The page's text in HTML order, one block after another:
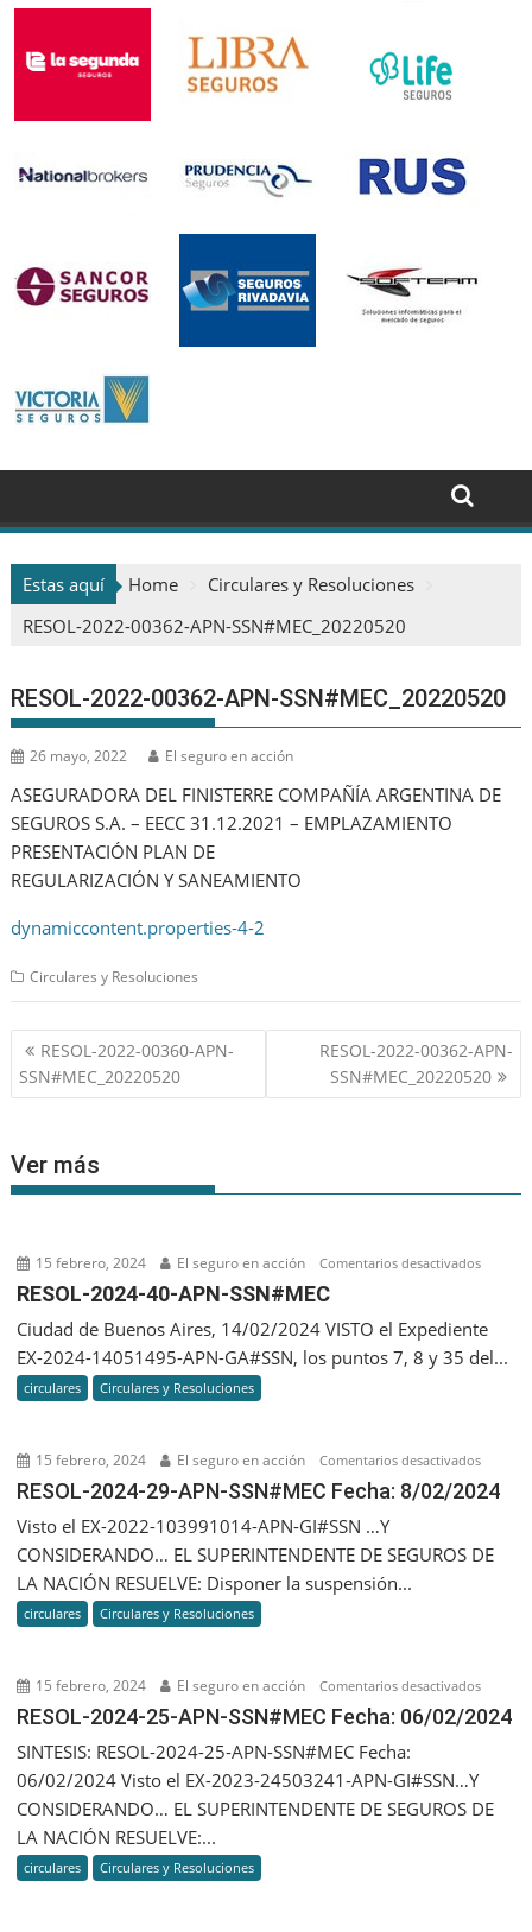
Estas aquí Home
Circulares y Resoluciones
RESOL-2022-00362-APN-SSN#MEC_20220520
RESOL-2022-00362-APN-SSN#MEC_20220520
26 mayo, 2022 El seguro en acción
ASEGURADORA DEL FINISTERRE COMPAÑÍA ARGENTINA DE
SEGUROS S.A. – EECC 31.12.2021 – EMPLAZAMIENTO
PRESENTACIÓN PLAN DE
REGULARIZACIÓN Y SANEAMIENTO
dynamiccontent.properties-4-2
Circulares y Resoluciones
Navegación
de
entradas
RESOL-2022-00360-APN-
SSN#MEC_20220520
RESOL-2022-00362-APN-
SSN#MEC_20220520
Ver más
15 febrero, 2024 El seguro en acción Comentarios desactivadosen
40-
APN-
RESOL-2024-40-APN-SSN#MEC
Ciudad de Buenos Aires, 14/02/2024 VISTO el Expediente
EX-2024-14051495-APN-GA#SSN, los puntos 7, 8 y 35 del...
circulares Circulares y Resoluciones
15 febrero, 2024 El seguro en acción Comentarios desactivadosen
RESOL-
APN-
RESOL-2024-29-APN-SSN#MEC Fecha: 8/02/2024
Visto el EX-2022-103991014-APN-GI#SSN …Y
CONSIDERANDO… EL SUPERINTENDENTE DE SEGUROS DE
LA NACIÓN RESUELVE: Disponer la suspensión...
circulares Circulares y Resoluciones
15 febrero, 2024 El seguro en acción Comentarios desactivadosen
RESOL-
RESOL-2024-25-APN-SSN#MEC Fecha: 06/02/2024
SINTESIS: RESOL-2024-25-APN-SSN#MEC Fecha:
06/02/2024 Visto el EX-2023-24503241-APN-GI#SSN…Y
CONSIDERANDO… EL SUPERINTENDENTE DE SEGUROS DE
LA NACIÓN RESUELVE:...
circulares Circulares y Resoluciones